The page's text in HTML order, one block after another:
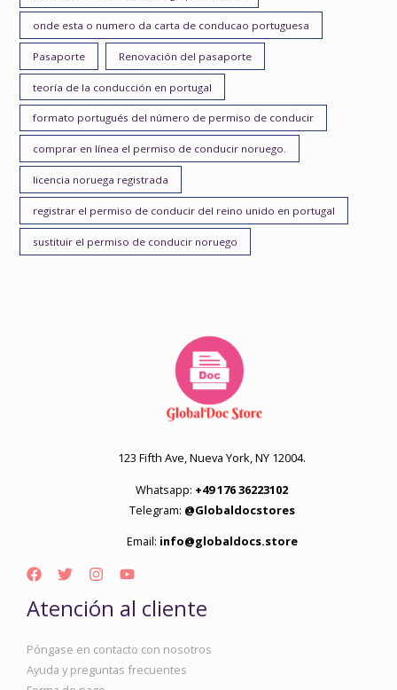
onde esta o numero da carta de conducao portuguesa
Pasaporte Renovación del pasaporte
teoría de la conducción en portugal
formato portugués del número de permiso de conducir
comprar en línea el permiso de conducir noruego.
licencia noruega registrada
registrar el permiso de conducir del reino unido en portugal
sustituir el permiso de conducir noruego
123 Fifth Ave, Nueva York, NY 12004.
Whatsapp: +49 176 36223102
Telegram: @Globaldocstores
Email: info@globaldocs.store
Atención al cliente
Póngase en contacto con nosotros
Ayuda y preguntas frecuentes